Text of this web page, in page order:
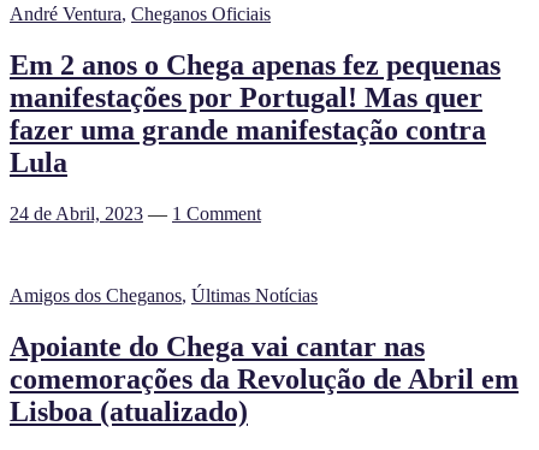
André Ventura, Cheganos Oficiais
Em 2 anos o Chega apenas fez pequenas
manifestações por Portugal! Mas quer
fazer uma grande manifestação contra
Lula
24 de Abril, 2023 — 1 Comment
Amigos dos Cheganos, Últimas Notícias
Apoiante do Chega vai cantar nas
comemorações da Revolução de Abril em
Lisboa (atualizado)